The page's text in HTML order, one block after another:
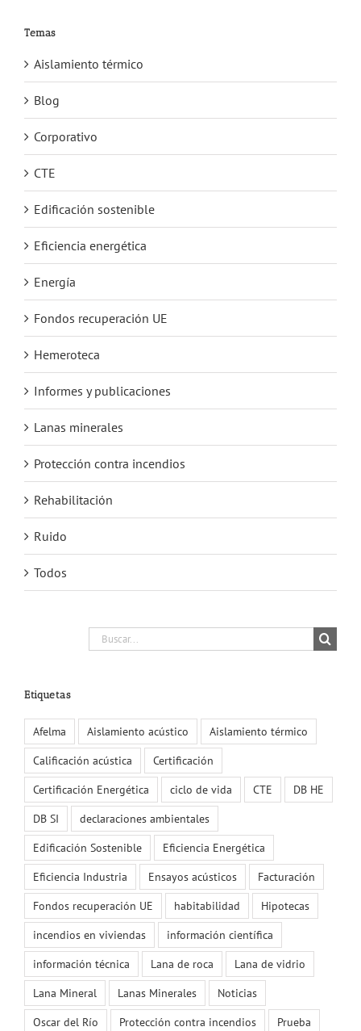
Temas
Aislamiento térmico
Blog
Corporativo
CTE
Edificación sostenible
Eficiencia energética
Energía
Fondos recuperación UE
Hemeroteca
Informes y publicaciones
Lanas minerales
Protección contra incendios
Rehabilitación
Ruido
Todos
Buscar:
Etiquetas
Afelma Aislamiento acústico
Aislamiento térmico
Calificación acústica
Certificación
Certificación Energética
ciclo de vida CTE
DB HE
DB SI
declaraciones ambientales
Edificación Sostenible
Eficiencia Energética
Eficiencia Industria
Ensayos acústicos
Facturación
Fondos recuperación UE
habitabilidad
Hipotecas
incendios en viviendas
información científica
información técnica
Lana de roca
Lana de vidrio
Lana Mineral
Lanas Minerales
Noticias
Oscar del Río
Protección contra incendios
Prueba